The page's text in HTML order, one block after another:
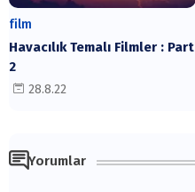
film
Havacılık Temalı Filmler : Part
2
28.8.22
Yorumlar